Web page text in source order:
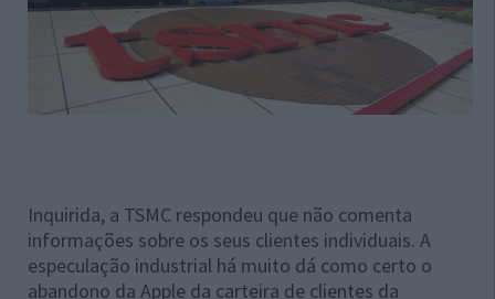
Inquirida, a TSMC respondeu que não comenta
informações sobre os seus clientes individuais. A
especulação industrial há muito dá como certo o
abandono da Apple da carteira de clientes da